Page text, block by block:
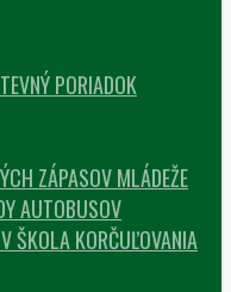
PORIADOK
ZÁPASOV MLÁDEŽE
AUTOBUSOV
ŠKOLA KORČUĽOVANIA